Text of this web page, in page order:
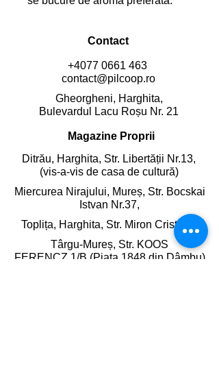
Contact
+4077 0661 463
contact@pilcoop.ro
Gheorgheni, Harghita,
Bulevardul Lacu Roșu Nr. 21
Magazine Proprii
Ditrău, Harghita, Str. Libertății Nr.13,
(vis-a-vis de casa de cultură)
Miercurea Nirajului, Mureș, Str. Bocskai
Istvan Nr.37,
Toplița, Harghita, Str. Miron Cristea 2
Târgu-Mureș, Str. KOOS
FERENCZ 1/B (Piața 1848 din Dâmbu)